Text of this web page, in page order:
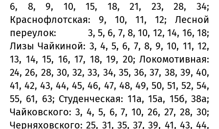
6, 8, 9, 10, 15, 18, 21, 23, 28, 34;
Краснофлотская: 9, 10, 11, 12; Лесной
переулок: 3, 5, 6, 7, 8, 10, 12, 14, 16, 18;
Лизы Чайкиной: 3, 4, 5, 6, 7, 8, 9, 10, 11, 12,
13, 14, 15, 16, 17, 18, 19, 20; Локомотивная:
24, 26, 28, 30, 32, 33, 34, 35, 36, 37, 38, 39, 40,
41, 42, 43, 44, 45, 46, 47, 48, 49, 50, 51, 52, 54,
55, 61, 63; Студенческая: 11а, 15а, 15б, 38а;
Чайковского: 3, 4, 5, 6, 7, 10, 26, 27, 28, 30;
Черняховского: 25, 31, 35, 37, 39, 41, 43, 44,